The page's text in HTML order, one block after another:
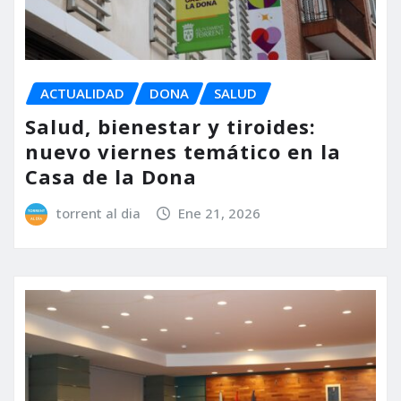
ACTUALIDAD DONA SALUD
Salud, bienestar y tiroides:
nuevo viernes temático en la
Casa de la Dona
torrent al dia Ene 21, 2026